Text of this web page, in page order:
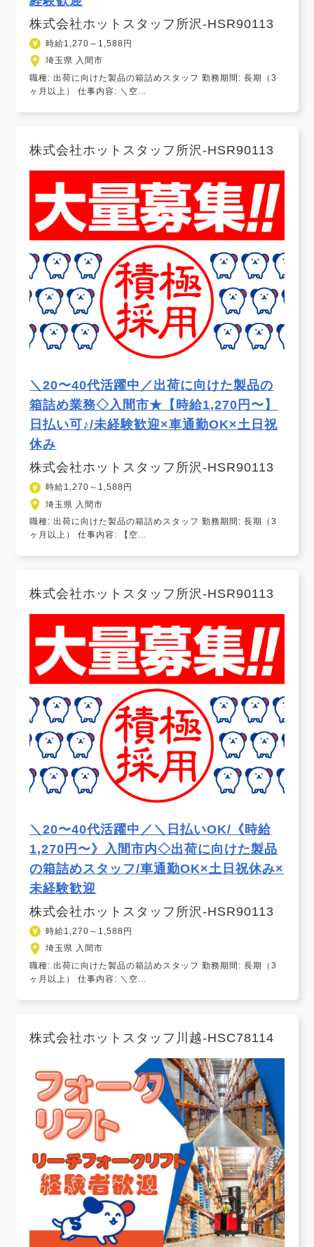
株式会社ホットスタッフ所沢-HSR90113
時給1,270～1,588円
埼玉県 入間市
職種: 出荷に向けた製品の箱詰めスタッフ 勤務期間: 長期（3
ヶ月以上） 仕事内容: ＼空...
株式会社ホットスタッフ所沢-HSR90113
＼20〜40代活躍中／出荷に向けた製品の
箱詰め業務◇入間市★【時給1,270円〜】
日払い可♪/未経験歓迎×車通勤OK×土日祝
休み
株式会社ホットスタッフ所沢-HSR90113
時給1,270～1,588円
埼玉県 入間市
職種: 出荷に向けた製品の箱詰めスタッフ 勤務期間: 長期（3
ヶ月以上） 仕事内容: 【空...
株式会社ホットスタッフ所沢-HSR90113
＼20〜40代活躍中／＼日払いOK/《時給
1,270円〜》入間市内◇出荷に向けた製品
の箱詰めスタッフ/車通勤OK×土日祝休み×
未経験歓迎
株式会社ホットスタッフ所沢-HSR90113
時給1,270～1,588円
埼玉県 入間市
職種: 出荷に向けた製品の箱詰めスタッフ 勤務期間: 長期（3
ヶ月以上） 仕事内容: ＼空...
株式会社ホットスタッフ川越-HSC78114